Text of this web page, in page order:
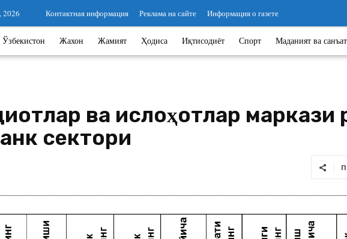
2026 Контактная информация Реклама на сайте Информация о газете
Ўзбекистон Жахон Жамият Ҳодиса Иқтисодиёт Спорт Маданият ва санъат
ва ислоҳотлар
сектори